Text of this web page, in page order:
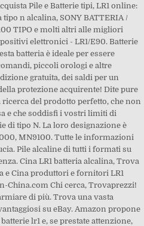
Pile e Batterie tipi, LR1 online:
n alcalina, SONY BATTERIA /
TIPO e molti altri alle migliori
elettronici - LR1/E90. Batterie
batteria è ideale per essere
piccoli orologi e altre
gratuita, dei saldi per un
protezione acquirente! Dite pure
del prodotto perfetto, che non
e che soddisfi i vostri limiti di
di tipo N. La loro designazione è
MN9100. Tutte le informazioni
Pile alcaline di tutti i formati su
Cina LR1 batteria alcalina, Trova
e Cina produttori e fornitori LR1
China.com Chi cerca, Trovaprezzi!
di più. Trova una vasta
su eBay. Amazon propone
lr1 e, se prestate attenzione,